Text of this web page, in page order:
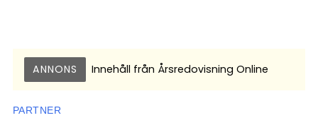
ANNONS Innehåll från Årsredovisning Online
PARTNER